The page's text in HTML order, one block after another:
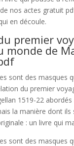
nos actes gratuit
en découle.
premier
monde de
sont des masques
du premier
1519-22
la manière dont
: un livre qui
sont des masques